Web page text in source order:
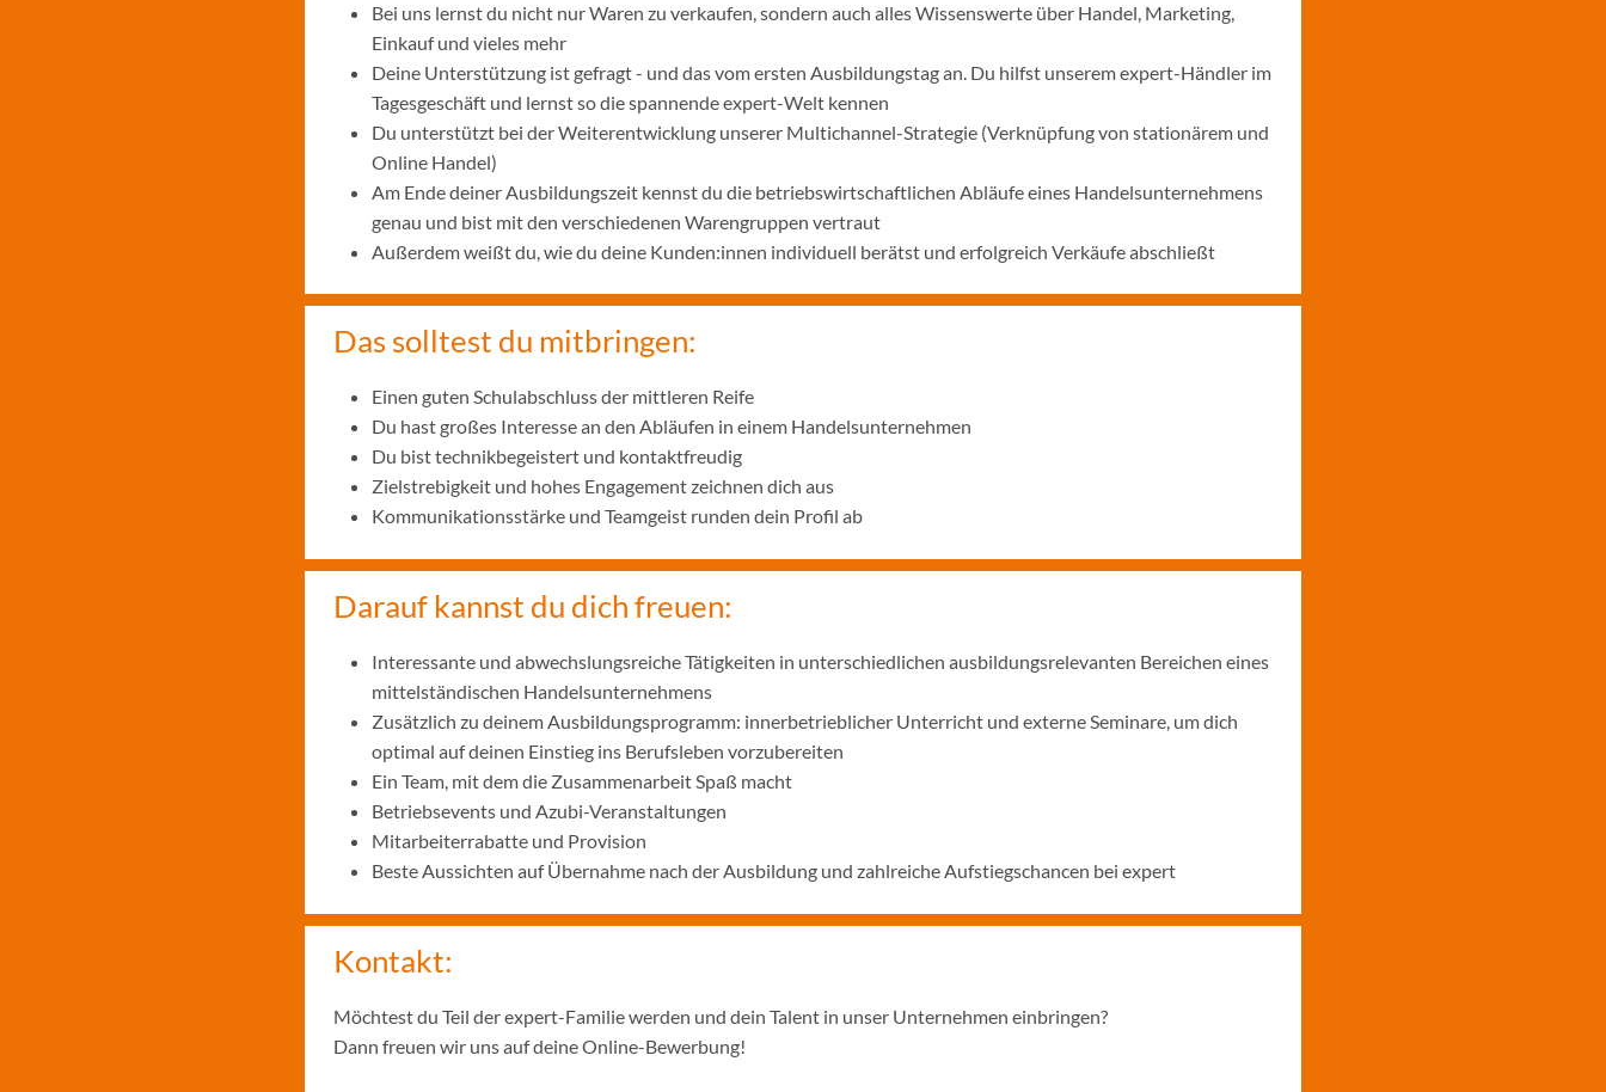
Bei uns lernst du nicht nur Waren zu verkaufen, sondern auch alles Wissenswerte über Handel, Marketing,
Einkauf und vieles mehr
Deine Unterstützung ist gefragt - und das vom ersten Ausbildungstag an. Du hilfst unserem expert-Händler im
Tagesgeschäft und lernst so die spannende expert-Welt kennen
Du unterstützt bei der Weiterentwicklung unserer Multichannel-Strategie (Verknüpfung von stationärem und
Online Handel)
Am Ende deiner Ausbildungszeit kennst du die betriebswirtschaftlichen Abläufe eines Handelsunternehmens
genau und bist mit den verschiedenen Warengruppen vertraut
Außerdem weißt du, wie du deine Kunden:innen individuell berätst und erfolgreich Verkäufe abschließt
Das solltest du mitbringen:
Einen guten Schulabschluss der mittleren Reife
Du hast großes Interesse an den Abläufen in einem Handelsunternehmen
Du bist technikbegeistert und kontaktfreudig
Zielstrebigkeit und hohes Engagement zeichnen dich aus
Kommunikationsstärke und Teamgeist runden dein Profil ab
Darauf kannst du dich freuen:
Interessante und abwechslungsreiche Tätigkeiten in unterschiedlichen ausbildungsrelevanten Bereichen eines
mittelständischen Handelsunternehmens
Zusätzlich zu deinem Ausbildungsprogramm: innerbetrieblicher Unterricht und externe Seminare, um dich
optimal auf deinen Einstieg ins Berufsleben vorzubereiten
Ein Team, mit dem die Zusammenarbeit Spaß macht
Betriebsevents und Azubi-Veranstaltungen
Mitarbeiterrabatte und Provision
Beste Aussichten auf Übernahme nach der Ausbildung und zahlreiche Aufstiegschancen bei expert
Kontakt:
Möchtest du Teil der expert-Familie werden und dein Talent in unser Unternehmen einbringen?
Dann freuen wir uns auf deine Online-Bewerbung!